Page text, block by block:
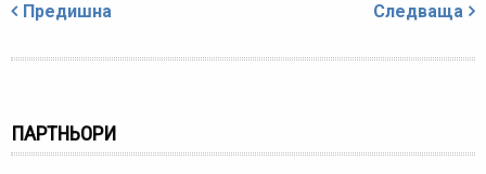
Предишна Следваща
ПАРТНЬОРИ